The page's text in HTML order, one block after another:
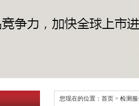
您现在的位置： 首页 > 检测